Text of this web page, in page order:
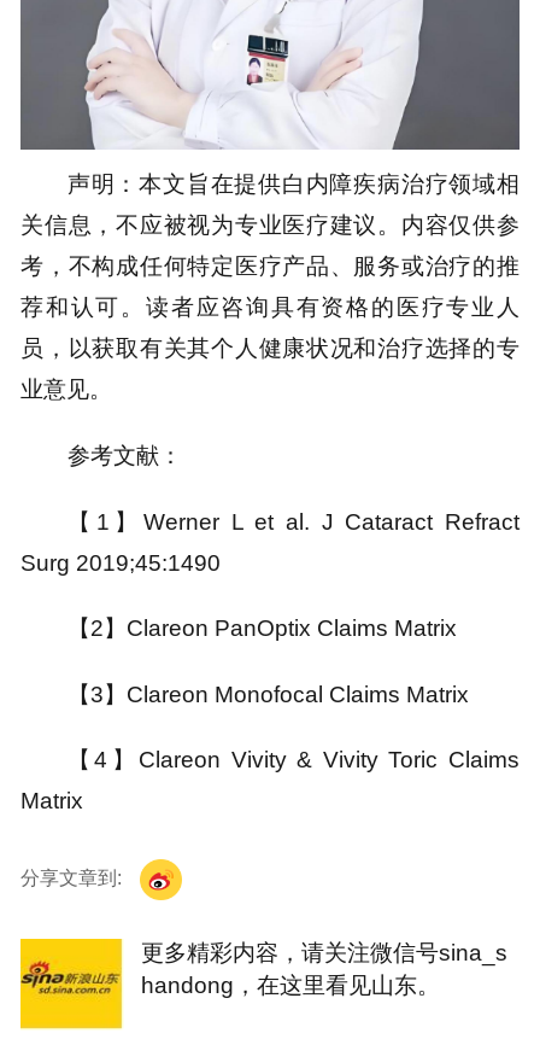
声明：本文旨在提供白内障疾病治疗领域相
关信息，不应被视为专业医疗建议。内容仅供参
考，不构成任何特定医疗产品、服务或治疗的推
荐和认可。读者应咨询具有资格的医疗专业人
员，以获取有关其个人健康状况和治疗选择的专
业意见。
参考文献：
【1】 Werner L et al. J Cataract Refract
Surg 2019;45:1490
【2】 Clareon PanOptix Claims Matrix
【3】 Clareon Monofocal Claims Matrix
【4】 Clareon Vivity & Vivity Toric Claims
Matrix
分享文章到:
更多精彩内容，请关注微信号sina_s
handong，在这里看见山东。